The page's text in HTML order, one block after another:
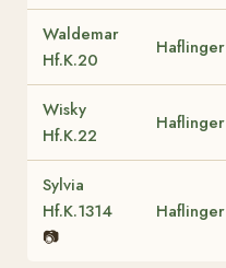
Waldemar
Hf.K.20
Haflinger
Wisky
Hf.K.22
Haflinger
Sylvia
Hf.K.1314
📷
Haflinger